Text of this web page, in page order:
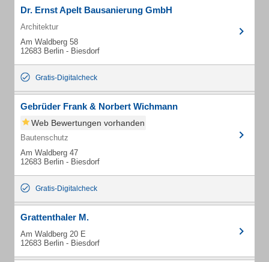
Dr. Ernst Apelt Bausanierung GmbH
Architektur
Am Waldberg 58
12683 Berlin - Biesdorf
Gratis-Digitalcheck
Gebrüder Frank & Norbert Wichmann
Web Bewertungen vorhanden
Bautenschutz
Am Waldberg 47
12683 Berlin - Biesdorf
Gratis-Digitalcheck
Grattenthaler M.
Am Waldberg 20 E
12683 Berlin - Biesdorf